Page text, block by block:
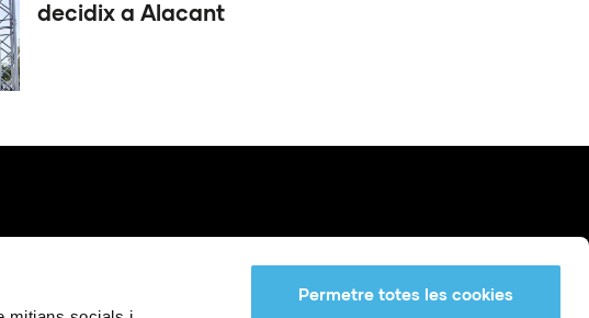
Permetre totes les cookies
decidix a Alacant